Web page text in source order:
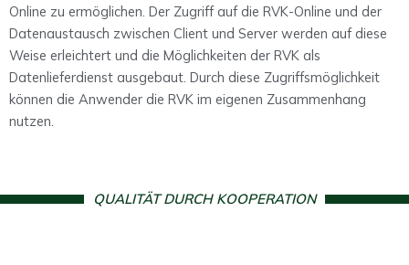
Online zu ermöglichen. Der Zugriff auf die RVK-Online und der
Datenaustausch zwischen Client und Server werden auf diese
Weise erleichtert und die Möglichkeiten der RVK als
Datenlieferdienst ausgebaut. Durch diese Zugriffsmöglichkeit
können die Anwender die RVK im eigenen Zusammenhang
nutzen.
QUALITÄT DURCH KOOPERATION